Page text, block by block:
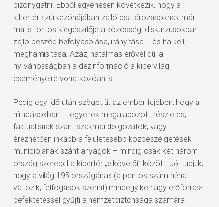
bizonygatni. Ebből egyenesen következik, hogy a
kibertér szürkezónájában zajló csatározásoknak már
ma is fontos kiegészítője a közösségi diskurzusokban
zajló beszéd befolyásolása, irányítása – és ha kell,
meghamisítása. Azaz, hatalmas erővel dúl a
nyilvánosságban a dezinformáció a kibervilág
eseményeire vonatkozóan is.
Pedig egy idő után szöget üt az ember fejében, hogy a
híradásokban – legyenek megalapozott, részletes,
faktuálisnak szánt szakmai dolgozatok, vagy
érezhetően inkább a felületesebb közbeszélgetések
muníciójának szánt anyagok – mindig csak két-három
ország szerepel a kibertér „elkövetői” között. Jól tudjuk,
hogy a világ 195 országának (a pontos szám néha
változik, felfogások szerint) mindegyike nagy erőforrás-
befektetéssel gyűjti a nemzetbiztonsága számára